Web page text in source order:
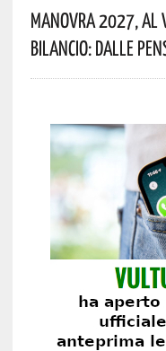
Manovra 2027, Al
Bilancio: Dalle